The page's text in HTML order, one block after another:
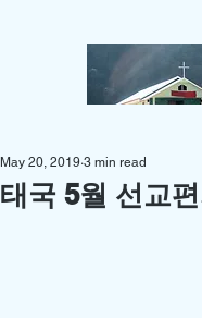
태국 5월 선교
May 20, 2019 3 min read